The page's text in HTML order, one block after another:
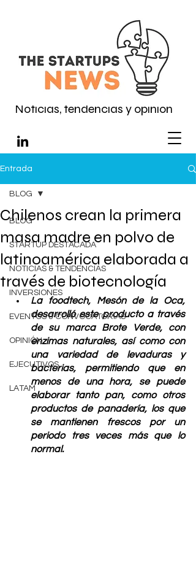
Noticias, tendencias y opinión
Entrada
BLOG
STARTUP DESTACADA
NOTICIAS & TENDENCIAS
INVERSIONES
EVENTOS & CONVOCATORIAS
OPINIÓN
EJECUTIVOS
LATAM
BLOG
Chilenos crean la primera
masa madre en polvo de
latinoamérica elaborada a
través de biotecnología
La foodtech, Mesón de la Oca,
desarrolló este producto a través
de su marca Brote Verde, con
enzimas naturales, así como con
una variedad de levaduras y
bacterias, permitiendo que en
menos de una hora, se puede
elaborar tanto pan, como otros
productos de panadería, los que
se mantienen frescos por un
periodo tres veces más que lo
normal.